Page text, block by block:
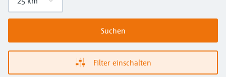
Suchen
Filter einschalten